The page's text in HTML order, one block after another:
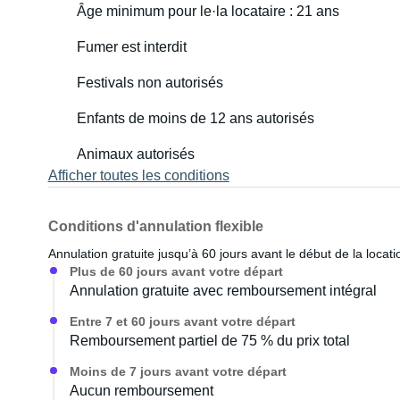
Âge minimum pour le·la locataire : 21 ans
Fumer est interdit
Festivals non autorisés
Enfants de moins de 12 ans autorisés
Animaux autorisés
Afficher toutes les conditions
Conditions d'annulation flexible
Annulation gratuite jusqu’à 60 jours avant le début de la
Plus de 60 jours avant votre départ
Annulation gratuite avec remboursement intégral
Entre 7 et 60 jours avant votre départ
Remboursement partiel de 75 % du prix total
Moins de 7 jours avant votre départ
Aucun remboursement